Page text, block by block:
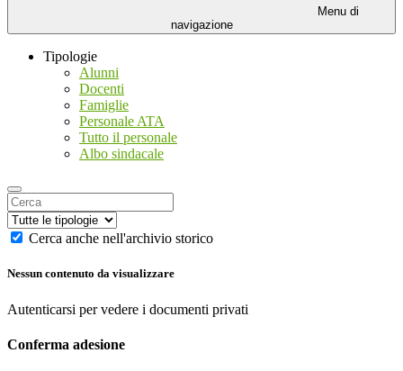
Menu di
navigazione
Tipologie
Alunni
Docenti
Famiglie
Personale ATA
Tutto il personale
Albo sindacale
Cerca anche nell'archivio storico
Nessun contenuto da visualizzare
Autenticarsi per vedere i documenti privati
Conferma adesione